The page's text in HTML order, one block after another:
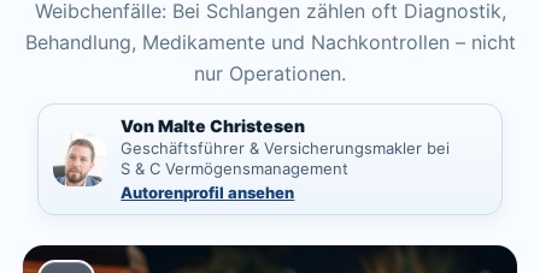
Weibchenfälle: Bei Schlangen zählen oft Diagnostik,
Behandlung, Medikamente und Nachkontrollen – nicht
nur Operationen.
Von Malte Christesen
Geschäftsführer & Versicherungsmakler bei
S & C Vermögensmanagement
Autorenprofil ansehen